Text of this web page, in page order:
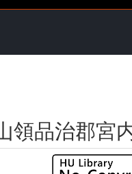
領品治郡宮